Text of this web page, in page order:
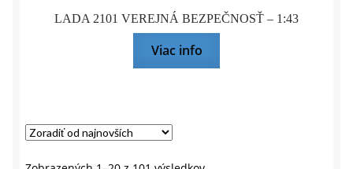
LADA 2101 VEREJNÁ BEZPEČNOSŤ – 1:43
Viac info